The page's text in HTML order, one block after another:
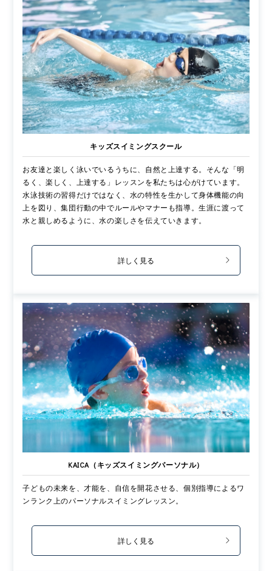
キッズスイミングスクール
お友達と楽しく泳いでいるうちに、自然と上達する。そんな「明
るく、楽しく、上達する」レッスンを私たちは心がけています。
水泳技術の習得だけではなく、水の特性を生かして身体機能の向
上を図り、集団行動の中でルールやマナーも指導。生涯に渡って
水と親しめるように、水の楽しさを伝えていきます。
詳しく見る
KAICA（キッズスイミングパーソナル）
子どもの未来を、才能を、自信を開花させる、個別指導によるワ
ンランク上のパーソナルスイミングレッスン。
詳しく見る